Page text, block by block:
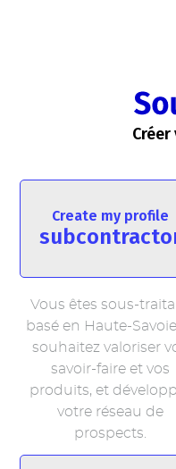
Create my profile
Vous êtes sous-
basé en Haute-
souhaitez valoriser
savoir-faire et vos
produits, et
votre réseau de
prospects.